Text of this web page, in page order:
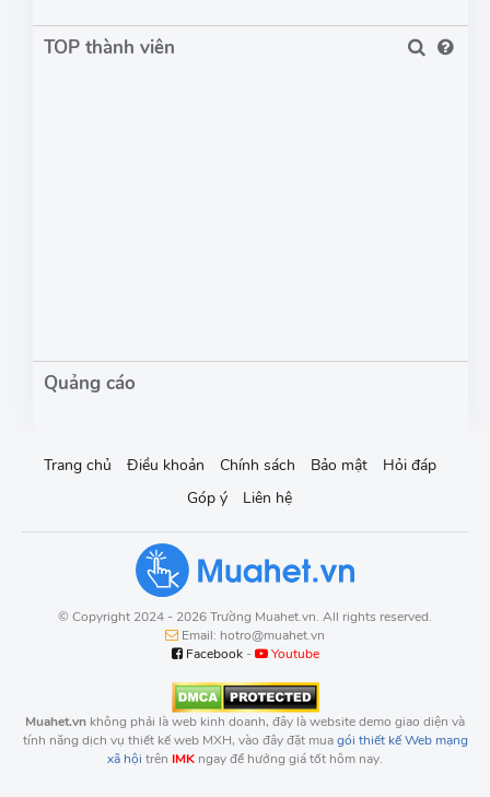
TOP thành viên
Trang chủ Điều khoản Chính sách Bảo mật
Hỏi đáp
Góp ý
Liên hệ
© Copyright 2024 - 2026 Trường Muahet.vn. All rights reserved.
Email: hotro@muahet.vn
Facebook- Youtube
Muahet.vn không phải là web kinh doanh, đây là website demo giao diện và
tính năng dịch vụ thiết kế web MXH, vào đây đặt muagói thiết kế Web mạng
xã hội trên IMK ngay để hưởng giá tốt hôm nay.